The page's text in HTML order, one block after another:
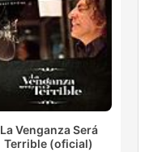
La Venganza Será
Terrible (oficial)